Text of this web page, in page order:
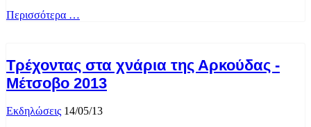
Περισσότερα …
Τρέχοντας στα χνάρια της Αρκούδας -
Μέτσοβο 2013
Εκδηλώσεις 14/05/13